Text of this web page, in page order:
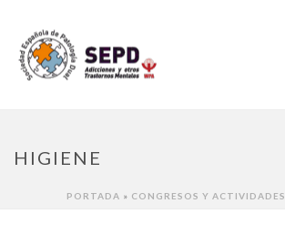
HIGIENE
PORTADA » CONGRESOS Y ACTIVIDADES